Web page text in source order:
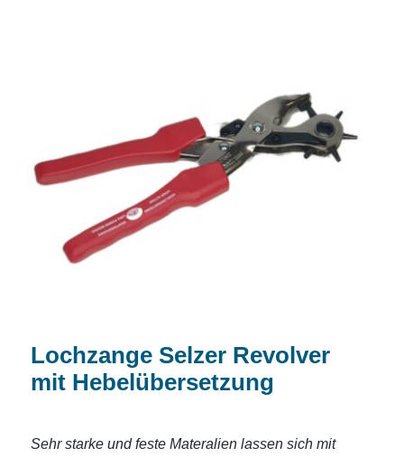
Lochzange Selzer Revolver mit
Hebelübersetzung
Lochzange Selzer Revolver
mit Hebelübersetzung
Sehr starke und feste Materalien lassen sich mit